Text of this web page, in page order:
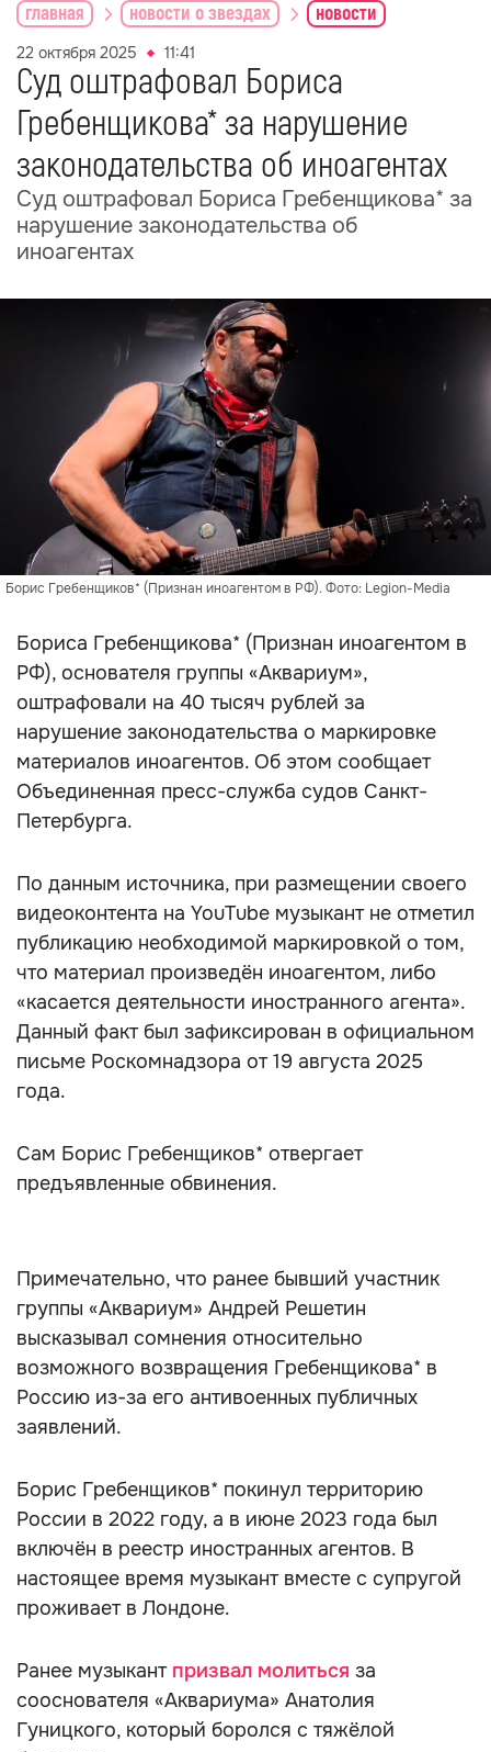
главная новости о звездах новости
22 октября 2025 11:41
Суд оштрафовал Бориса
Гребенщикова* за нарушение
законодательства об иноагентах
Суд оштрафовал Бориса Гребенщикова* за
нарушение законодательства об
иноагентах
Борис Гребенщиков* (Признан иноагентом в РФ). Фото: Legion-Media
Бориса Гребенщикова* (Признан иноагентом в
РФ), основателя группы «Аквариум»,
оштрафовали на 40 тысяч рублей за
нарушение законодательства о маркировке
материалов иноагентов. Об этом сообщает
Объединенная пресс-служба судов Санкт-
Петербурга.
По данным источника, при размещении своего
видеоконтента на YouTube музыкант не отметил
публикацию необходимой маркировкой о том,
что материал произведён иноагентом, либо
«касается деятельности иностранного агента».
Данный факт был зафиксирован в официальном
письме Роскомнадзора от 19 августа 2025
года.
Сам Борис Гребенщиков* отвергает
предъявленные обвинения.
Примечательно, что ранее бывший участник
группы «Аквариум» Андрей Решетин
высказывал сомнения относительно
возможного возвращения Гребенщикова* в
Россию из-за его антивоенных публичных
заявлений.
Борис Гребенщиков* покинул территорию
России в 2022 году, а в июне 2023 года был
включён в реестр иностранных агентов. В
настоящее время музыкант вместе с супругой
проживает в Лондоне.
Ранее музыкант призвал молиться за
сооснователя «Аквариума» Анатолия
Гуницкого, который боролся с тяжёлой